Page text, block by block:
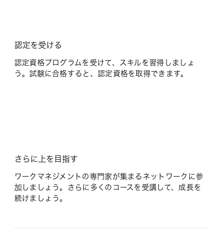
認定を受ける
認定資格プログラムを受けて、スキルを習得しましょ
う。試験に合格すると、認定資格を取得できます。
さらに上を目指す
ワークマネジメントの専門家が集まるネットワークに参
加しましょう。さらに多くのコースを受講して、成長を
続けましょう。